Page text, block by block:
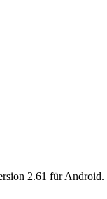
2.61 für Android.